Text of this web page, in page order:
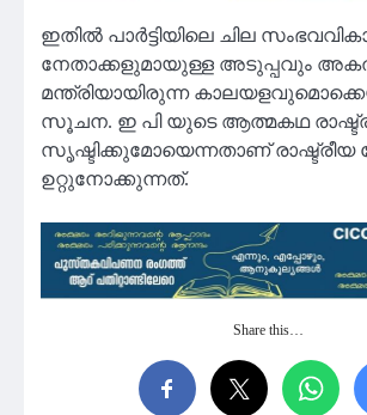
ഇതില്‍ പാര്‍ട്ടിയിലെ ചില
നേതാക്കളുമായുള്ള അടുപ്പവും
മന്ത്രിയായിരുന്ന
സൂചന. ഇ പി യുടെ ആത്മകഥ
സൃഷ്ടിക്കുമോയെന്നതാണ് രാഷ്ട്രീയ
ഉറ്റുനോക്കുന്നത്.
Share this…